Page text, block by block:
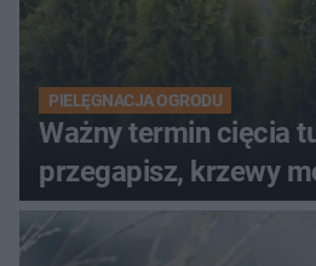
PIELĘGNACJA OGRODU
Ważny termin cięcia
przegapisz, krzewy